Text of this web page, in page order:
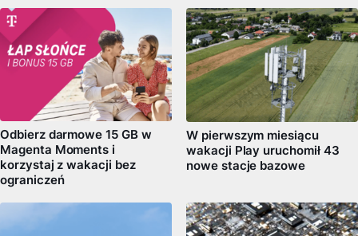
Odbierz darmowe 15 GB w
Magenta Moments i
korzystaj z wakacji bez
ograniczeń
W pierwszym miesiącu
wakacji Play uruchomił 43
nowe stacje bazowe